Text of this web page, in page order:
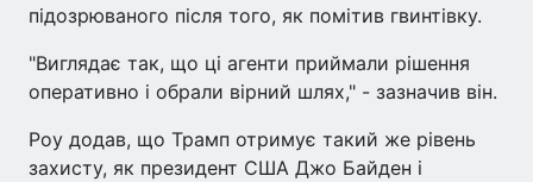
підозрюваного після того, як помітив гвинтівку.
"Виглядає так, що ці агенти приймали рішення
оперативно і обрали вірний шлях," - зазначив він.
Роу додав, що Трамп отримує такий же рівень
захисту, як президент США Джо Байден і